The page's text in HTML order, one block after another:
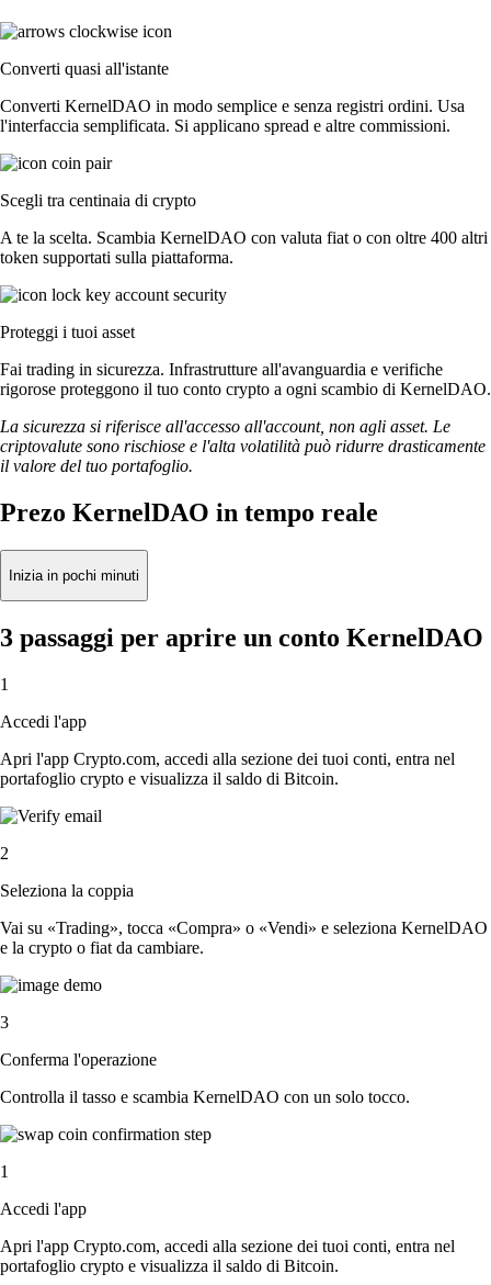
Converti quasi all'istante
Converti KernelDAO in modo semplice e senza registri ordini. Usa
l'interfaccia semplificata. Si applicano spread e altre commissioni.
Scegli tra centinaia di crypto
A te la scelta. Scambia KernelDAO con valuta fiat o con oltre 400 altri
token supportati sulla piattaforma.
Proteggi i tuoi asset
Fai trading in sicurezza. Infrastrutture all'avanguardia e verifiche
rigorose proteggono il tuo conto crypto a ogni scambio di KernelDAO.
La sicurezza si riferisce all'accesso all'account, non agli asset. Le
criptovalute sono rischiose e l'alta volatilità può ridurre drasticamente
il valore del tuo portafoglio.
Prezo KernelDAO in tempo reale
Inizia in pochi minuti
3 passaggi per aprire un conto KernelDAO
1
Accedi l'app
Apri l'app Crypto.com, accedi alla sezione dei tuoi conti, entra nel
portafoglio crypto e visualizza il saldo di Bitcoin.
2
Seleziona la coppia
Vai su «Trading», tocca «Compra» o «Vendi» e seleziona KernelDAO
e la crypto o fiat da cambiare.
3
Conferma l'operazione
Controlla il tasso e scambia KernelDAO con un solo tocco.
1
Accedi l'app
Apri l'app Crypto.com, accedi alla sezione dei tuoi conti, entra nel
portafoglio crypto e visualizza il saldo di Bitcoin.